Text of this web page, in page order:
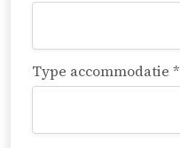
Type accommodatie *